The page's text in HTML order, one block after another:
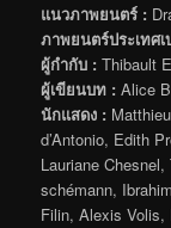
แนวภาพยนตร์ :
ภาพยนตร์ประเทศเ
ผู้กำกับ : Thibault
ผู้เขียนบท : Alice
นักแสดง :
d’Antonio, Edith
Lauriane
schémann,
Filin, Alexis Volis,